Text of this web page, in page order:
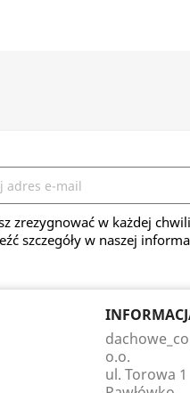
zrezygnować w każdej
szczegóły w naszej
o.o.
ul. Torowa 1